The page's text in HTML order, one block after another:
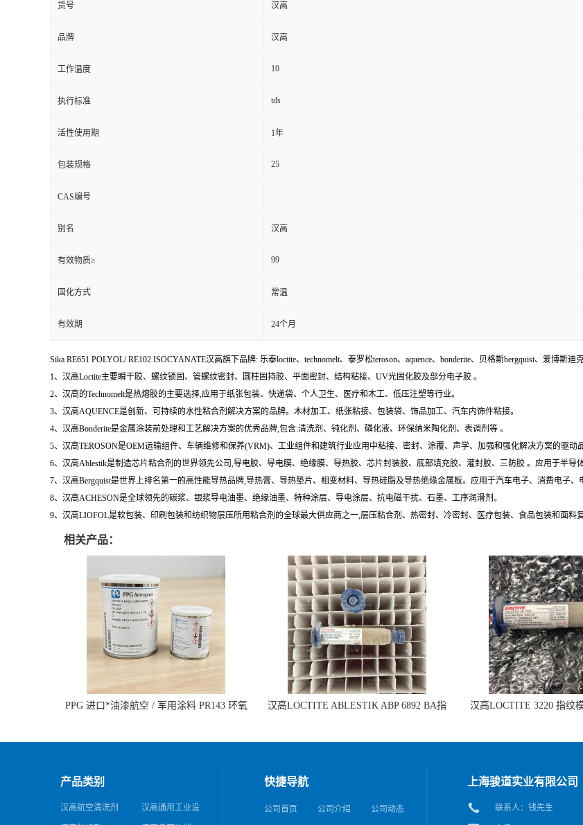
货号 汉高
品牌 汉高
工作温度 10
执行标准 tds
活性使用期 1年
包装规格 25
CAS编号
别名 汉高
有效物质≥ 99
固化方式 常温
有效期 24个月
Sika RE651 POLYOL/ RE102 ISOCYANATE汉高旗下品牌: 乐泰loctite、technomelt、泰罗松teroson、aquence、bonderite、贝格斯bergquist、爱博斯迪
1、汉高Loctite主要瞬干胶、螺纹锁固、管螺纹密封、圆柱固持胶、平面密封、结构粘接、UV光固化胶及部分电子胶 。
2、汉高的Technomelt是热熔胶的主要选择,应用于纸张包装、快递袋、个人卫生、医疗和木工、低压注塑等行业。
3、汉高AQUENCE是创新、可持续的水性粘合剂解决方案的品牌。木材加工、纸张粘接、包装袋、饰品加工、汽车内饰件粘接。
4、汉高Bonderite是金属涂装前处理和工艺解决方案的优秀品牌,包含:清洗剂、钝化剂、磷化液、环保纳米陶化剂、表调剂等 。
5、汉高TEROSON是OEM运输组件、车辆维修和保养(VRM)、工业组件和建筑行业应用中粘接、密封、涂覆、声学、加强和强化解决方案的驱动品
6、汉高Ablestik是制造芯片粘合剂的世界领先公司,导电胶、导电膜、绝缘膜、导热胶、芯片封装胶、底部填充胶、灌封胶、三防胶 。应用于半导
7、汉高Bergquist是世界上排名第一的高性能导热品牌,导热膏、导热垫片、相变材料、导热硅脂及导热绝缘金属板。应用于汽车电子、消费电子、
8、汉高ACHESON是全球领先的碳浆、银浆导电油墨、绝缘油墨、特种涂层、导电涂层、抗电磁干扰、石墨、工序润滑剂。
9、汉高LIOFOL是软包装、印刷包装和纺织物层压所用粘合剂的全球最大供应商之一,层压粘合剂、热密封、冷密封、医疗包装、食品包装和面料复
相关产品：
PPG 进口*油漆航空 / 军用涂料 PR143 环氧
汉高LOCTITE ABLESTIK ABP 6892 BA指
汉高LOCTITE 3220 指纹
产品类别
汉高航空清洗剂 汉高通用工业设
快捷导航
公司首页 公司介绍 公司动态
上海骏道实业有限公司
联系人：钱先生